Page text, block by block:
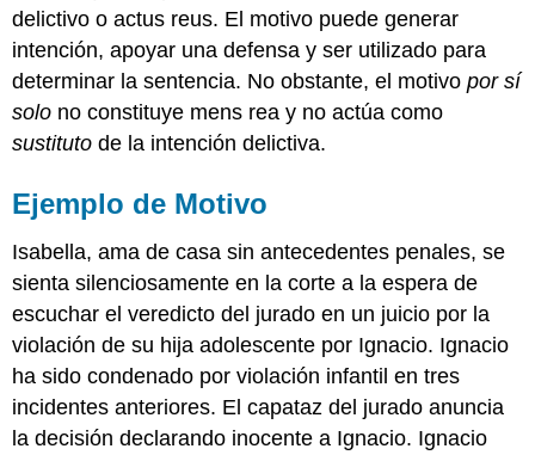
delictivo o actus reus. El motivo puede generar
intención, apoyar una defensa y ser utilizado para
determinar la sentencia. No obstante, el motivopor sí
solo no constituye mens rea y no actúa como
sustituto de la intención delictiva.
Ejemplo de Motivo
Isabella, ama de casa sin antecedentes penales, se
sienta silenciosamente en la corte a la espera de
escuchar el veredicto del jurado en un juicio por la
violación de su hija adolescente por Ignacio. Ignacio
ha sido condenado por violación infantil en tres
incidentes anteriores. El capataz del jurado anuncia
la decisión declarando inocente a Ignacio. Ignacio